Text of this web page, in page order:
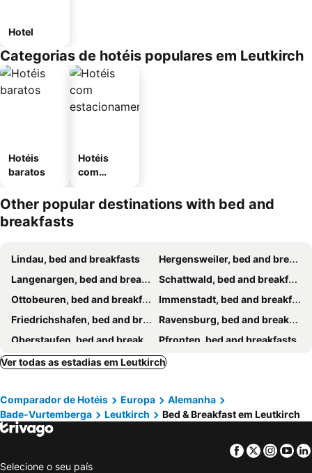
Hotel
Categorias de hotéis populares em Leutkirch
Hotéis
baratos
Hotéis
com
mento
Other popular destinations with bed and
breakfasts
Lindau, bed and breakfasts
Hergensweiler, bed and breakfasts
Langenargen, bed and breakfasts
Schattwald, bed and breakfasts
Ottobeuren, bed and breakfasts
Immenstadt, bed and breakfasts
Friedrichshafen, bed and breakfasts
Ravensburg, bed and breakfasts
Oberstaufen, bed and breakfasts
Pfronten, bed and breakfasts
Fischen, bed and breakfasts
Wertach, bed and breakfasts
Meckenbeuren, bed and breakfasts
Eisenberg, bed and breakfasts
Memmingen, bed and breakfasts
Lochau, bed and breakfasts
Krumbach, bed and breakfasts
Hard, bed and breakfasts
Bregenz, bed and breakfasts
Ver todas as estadias em Leutkirch
Comparador de Hotéis Europa
Alemanha
Bade-Vurtemberga
Leutkirch Bed & Breakfast em Leutkirch
Facebook
Twitter
Selecione o seu país